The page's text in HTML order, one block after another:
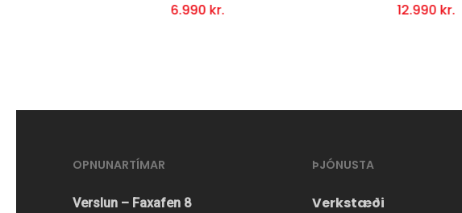
OPNUNARTÍMAR
Verslun – Faxafen 8
ÞJÓNUSTA
Verkstæði